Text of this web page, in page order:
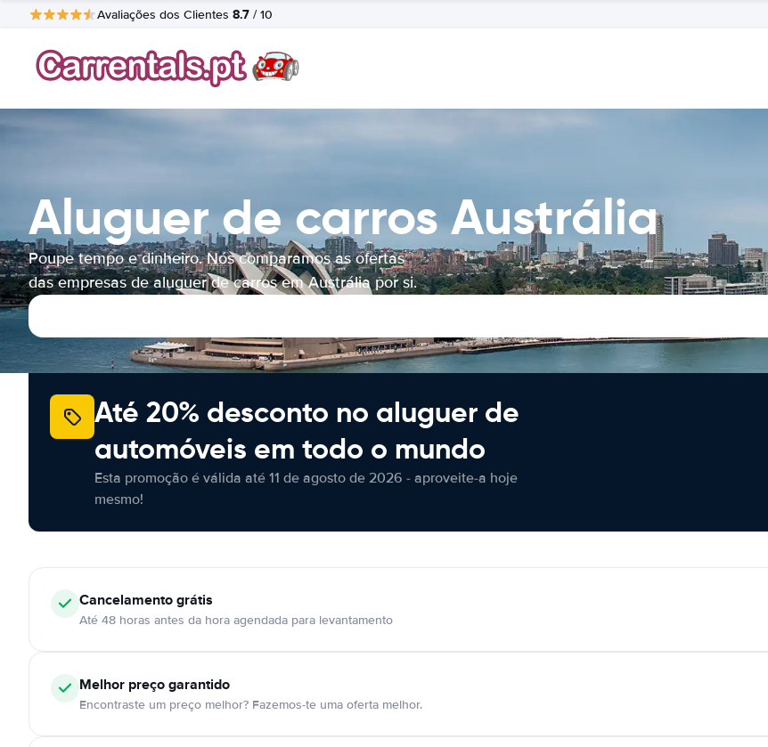
Avaliações dos Clientes 8.7 / 10
Aluguer de carros Austrália
Poupe tempo e dinheiro. Nós comparamos as ofertas
das empresas de aluguer de carros em Austrália por si.
Até 20% desconto no aluguer de
automóveis em todo o mundo
Esta promoção é válida até 11 de agosto de 2026 - aproveite-a hoje
mesmo!
Cancelamentográtis
Até 48 horas antes da hora agendada para levantamento
Melhor preço garantido
Encontraste um preço melhor? Fazemos-te uma oferta melhor.